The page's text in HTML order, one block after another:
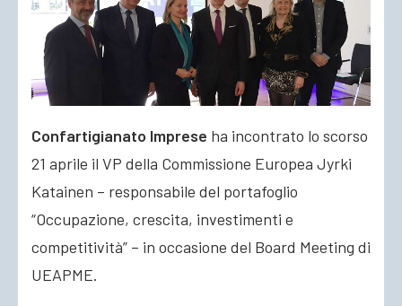
Confartigianato Imprese ha incontrato lo scorso
21 aprile il VP della Commissione Europea Jyrki
Katainen – responsabile del portafoglio
“Occupazione, crescita, investimenti e
competitività” – in occasione del Board Meeting di
UEAPME.